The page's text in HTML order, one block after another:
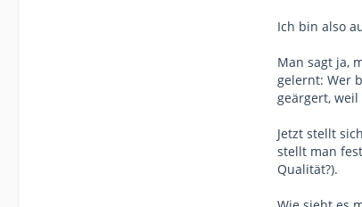
Ich bin also
Man sagt ja,
gelernt: Wer
geärgert,
Jetzt stellt
stellt man
Qualität?).